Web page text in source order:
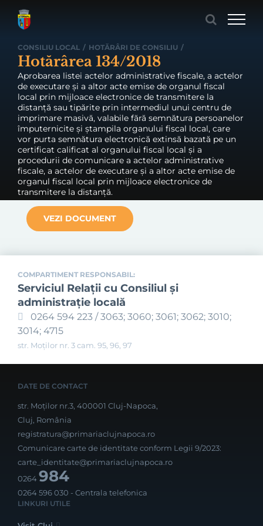
CONSILIU LOCAL / HOTĂRÂRI DE CONSILIU /
Hotărârea 134/2018
Aprobarea listei actelor administrative fiscale, a actelor
de executare și a altor acte emise de organul fiscal
local prin mijloace electronice de transmitere la
distanță sau tipărite prin intermediul unui centru de
imprimare masivă, valabile fără semnătura persoanelor
împuternicite și ștampila organului fiscal local, care
vor purta semnătura electronică extinsă bazată pe un
certificat calificat al organului fiscal local și a
procedurii de comunicare a actelor administrative
fiscale, a actelor de executare și a altor acte emise de
organul fiscal local prin mijloace electronice de
transmitere la distanță.
VEZI DOCUMENT
COMPARTIMENT RESPONSABIL:
Serviciul Relaţii cu Consiliul şi
administraţie locală
0264 594 223 / 3063; 3060; 3061; 3062; 3010;
3014; 4715
str. Moților nr. 3 cam. 95, 96, 97
DATE DE CONTACT
str. Moților nr.3, 400001 Cluj-Napoca,
Cluj, România
registratura@primariaclujnapoca.ro
Comunicare carte de identitate conform Legii 9/2023:
carte_identitate@primariaclujnapoca.ro
0264984
0264 596 030 - Centrala telefonica
LINKURI UTILE